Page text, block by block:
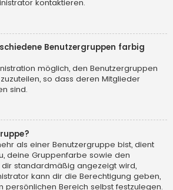
kontaktieren.
Benutzergruppen farbig
möglich, den Benutzergruppen
so dass deren Mitglieder
sind.
als einer Benutzergruppe bist, dient
deine Gruppenfarbe sowie den
standardmäßig angezeigt wird,
kann dir die Berechtigung geben,
persönlichen Bereich selbst festzulegen.